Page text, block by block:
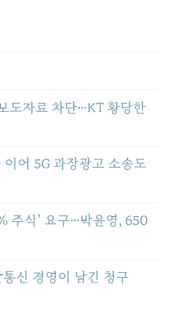
도자료 차단…KT 황당한
어 5G 과장광고 소송도
주식’ 요구…박윤영, 650
신 경영이 남긴 청구